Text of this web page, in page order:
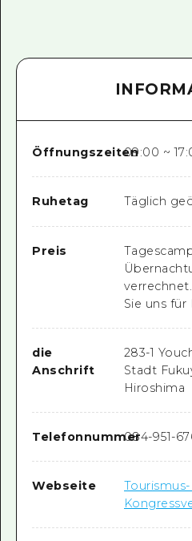
Öffnungszeiten09:00 ~
Ruhetag Täglich
Preis
Sie uns für
die
Anschrift
283-1
Stadt
Hiroshima
Telefonnummer084-951-
Webseite